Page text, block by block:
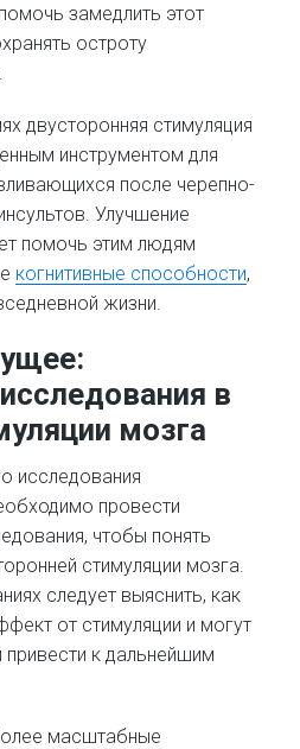
замедлить этот
остроту
двусторонняя стимуляция
инструментом для
после черепно-
Улучшение
помочь этим людям
когнитивные способности,
жизни.
в
мозга
исследования
провести
чтобы понять
стимуляции мозга.
следует выяснить, как
от стимуляции и могут
к дальнейшим
масштабные